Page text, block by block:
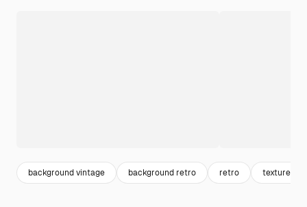
background vintage background retro retro texture